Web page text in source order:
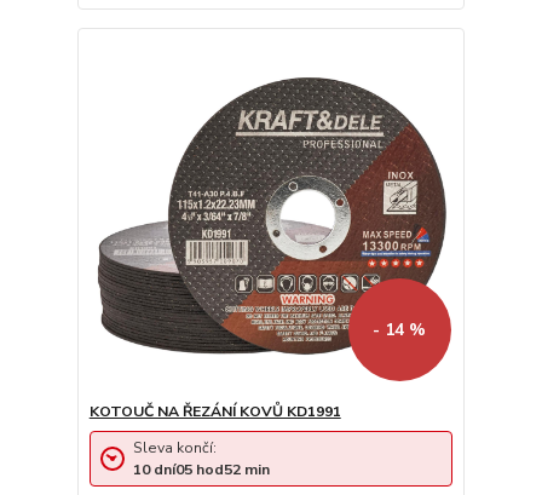
- 14 %
KOTOUČ NA ŘEZÁNÍ KOVŮ KD1991
Sleva končí:
10 dní05 hod52 min